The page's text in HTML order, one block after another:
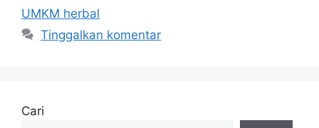
UMKM herbal
Tinggalkan komentar
Cari